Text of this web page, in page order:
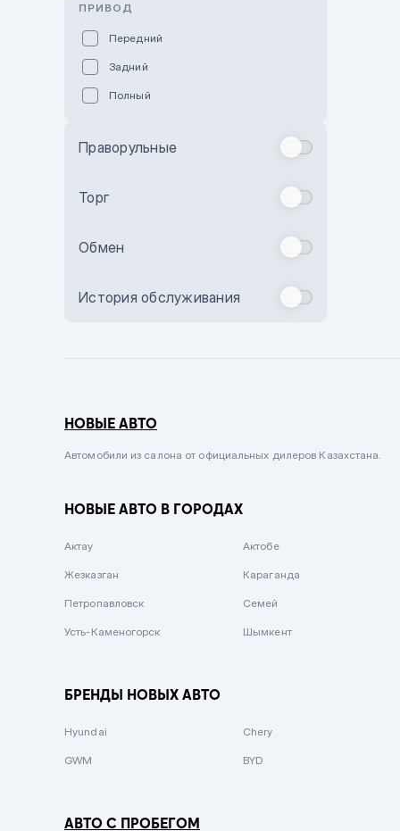
Бежевый
Комбинированный
Сиреневый металлик
Вишневый
Зеленый металлик
ПРИВОД
Передний
Задний
Полный
Праворульные
Торг
Обмен
История обслуживания
НОВЫЕ АВТО
Автомобили из салона от официальных дилеров Казахстана.
НОВЫЕ АВТО В ГОРОДАХ
Актау Актобе
Жезказган Караганда
Петропавловск Семей
Усть-Каменогорск Шымкент
БРЕНДЫ НОВЫХ АВТО
Hyundai Chery
GWM BYD
АВТО С ПРОБЕГОМ